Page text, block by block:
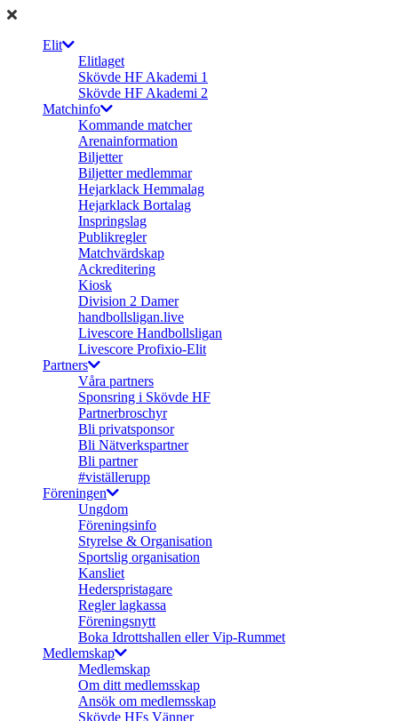
Elit
Elitlaget
Skövde HF Akademi 1
Skövde HF Akademi 2
Matchinfo
Kommande matcher
Arenainformation
Biljetter
Biljetter medlemmar
Hejarklack Hemmalag
Hejarklack Bortalag
Inspringslag
Publikregler
Matchvärdskap
Ackreditering
Kiosk
Division 2 Damer
handbollsligan.live
Livescore Handbollsligan
Livescore Profixio-Elit
Partners
Våra partners
Sponsring i Skövde HF
Partnerbroschyr
Bli privatsponsor
Bli Nätverkspartner
Bli partner
#viställerupp
Föreningen
Ungdom
Föreningsinfo
Styrelse & Organisation
Sportslig organisation
Kansliet
Hederspristagare
Regler lagkassa
Föreningsnytt
Boka Idrottshallen eller Vip-Rummet
Medlemskap
Medlemskap
Om ditt medlemsskap
Ansök om medlemsskap
Skövde HFs Vänner